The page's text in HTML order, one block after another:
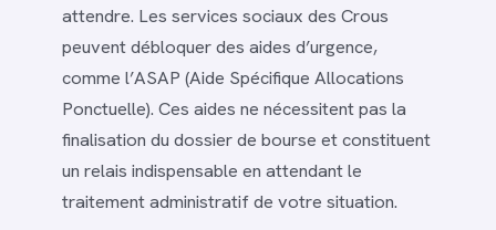
attendre. Les services sociaux des Crous
peuvent débloquer des aides d’urgence,
comme l’ASAP (Aide Spécifique Allocations
Ponctuelle). Ces aides ne nécessitent pas la
finalisation du dossier de bourse et constituent
un relais indispensable en attendant le
traitement administratif de votre situation.